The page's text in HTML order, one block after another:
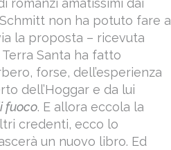
romanzi amatissimi dai
non ha potuto fare a
la proposta – ricevuta
Santa ha fatto
forse, dell’esperienza
dell’Hoggar e da lui
fuoco. E allora eccola la
credenti, ecco lo
un nuovo libro. Ed